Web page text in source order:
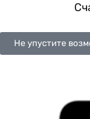
Не упустите